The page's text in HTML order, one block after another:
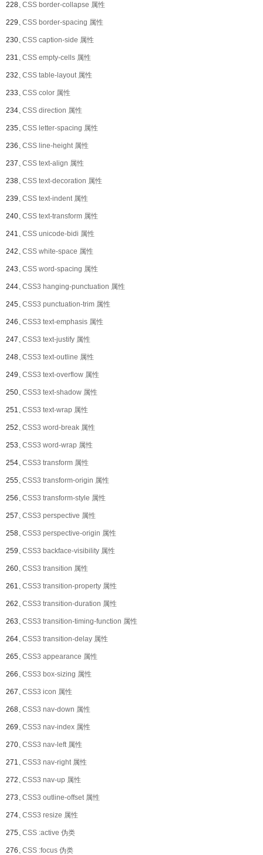
228、CSS border-collapse 属性
229、CSS border-spacing 属性
230、CSS caption-side 属性
231、CSS empty-cells 属性
232、CSS table-layout 属性
233、CSS color 属性
234、CSS direction 属性
235、CSS letter-spacing 属性
236、CSS line-height 属性
237、CSS text-align 属性
238、CSS text-decoration 属性
239、CSS text-indent 属性
240、CSS text-transform 属性
241、CSS unicode-bidi 属性
242、CSS white-space 属性
243、CSS word-spacing 属性
244、CSS3 hanging-punctuation 属性
245、CSS3 punctuation-trim 属性
246、CSS3 text-emphasis 属性
247、CSS3 text-justify 属性
248、CSS3 text-outline 属性
249、CSS3 text-overflow 属性
250、CSS3 text-shadow 属性
251、CSS3 text-wrap 属性
252、CSS3 word-break 属性
253、CSS3 word-wrap 属性
254、CSS3 transform 属性
255、CSS3 transform-origin 属性
256、CSS3 transform-style 属性
257、CSS3 perspective 属性
258、CSS3 perspective-origin 属性
259、CSS3 backface-visibility 属性
260、CSS3 transition 属性
261、CSS3 transition-property 属性
262、CSS3 transition-duration 属性
263、CSS3 transition-timing-function 属性
264、CSS3 transition-delay 属性
265、CSS3 appearance 属性
266、CSS3 box-sizing 属性
267、CSS3 icon 属性
268、CSS3 nav-down 属性
269、CSS3 nav-index 属性
270、CSS3 nav-left 属性
271、CSS3 nav-right 属性
272、CSS3 nav-up 属性
273、CSS3 outline-offset 属性
274、CSS3 resize 属性
275、CSS :active 伪类
276、CSS :focus 伪类